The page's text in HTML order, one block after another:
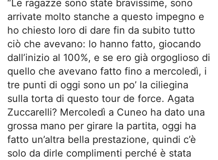
“Le ragazze sono state bravissime, sono
arrivate molto stanche a questo impegno e
ho chiesto loro di dare fin da subito tutto
ciò che avevano: lo hanno fatto, giocando
dall’inizio al 100%, e se ero già orgoglioso di
quello che avevano fatto fino a mercoledì, i
tre punti di oggi sono un po’ la ciliegina
sulla torta di questo tour de force. Agata
Zuccarelli? Mercoledì a Cuneo ha dato una
grossa mano per girare la partita, oggi ha
fatto un’altra bella prestazione, quindi c’è
solo da dirle complimenti perché è stata